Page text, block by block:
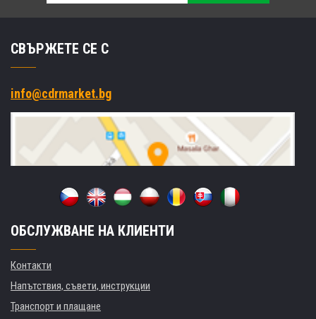
СВЪРЖЕТЕ СЕ С
info@cdrmarket.bg
ОБСЛУЖВАНЕ НА КЛИЕНТИ
Контакти
Напътствия, съвети, инструкции
Транспорт и плащане